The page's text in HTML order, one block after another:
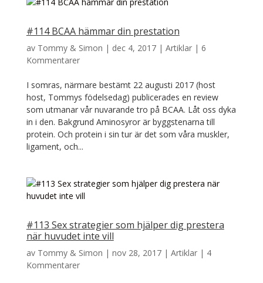
#114 BCAA hämmar din prestation
av Tommy & Simon | dec 4, 2017| Artiklar| 6
Kommentarer
I somras, närmare bestämt 22 augusti 2017 (host
host, Tommys födelsedag) publicerades en review
som utmanar vår nuvarande tro på BCAA. Låt oss dyka
in i den. Bakgrund Aminosyror är byggstenarna till
protein. Och protein i sin tur är det som våra muskler,
ligament, och...
#113 Sex strategier som hjälper dig prestera
när huvudet inte vill
av Tommy & Simon | nov 28, 2017| Artiklar| 4
Kommentarer